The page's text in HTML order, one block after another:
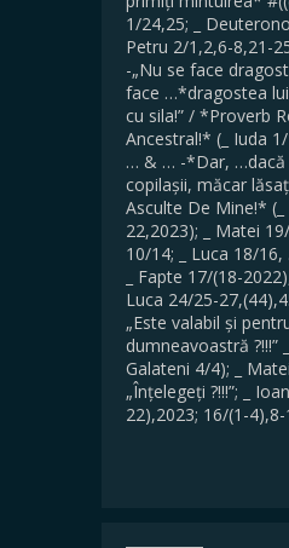
1/24,25; _
Petru 2/1,2,6-8,21-
-„Nu se face
face …*dragostea
cu sila!” / *Proverb
Ancestral!* (_ Iuda
… & … -*Dar, …dacă
copilașii, măcar
Asculte De Mine!*
22,2023); _ Matei
10/14; _ Luca 18/
_ Fapte 17/(18-
Luca 24/25-
„Este valabil și
dumneavoastră ?!!!”
Galateni 4/4); _
„Înțelegeți ?!!!”; _
22),2023; 16/(1-